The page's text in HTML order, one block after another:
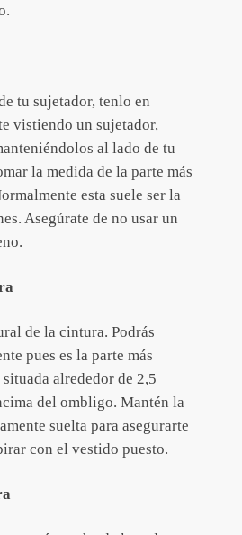
tu sujetador, tenlo en
vistiendo un sujetador,
al lado de tu
la medida de la parte más
esta suele ser la
Asegúrate de no usar un
de la cintura. Podrás
pues es la parte más
alrededor de 2,5
del ombligo. Mantén la
suelta para asegurarte
con el vestido puesto.